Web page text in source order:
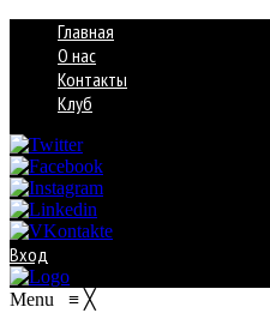
Главная
О нас
Контакты
Клуб
Вход
Menu ≡ ╳